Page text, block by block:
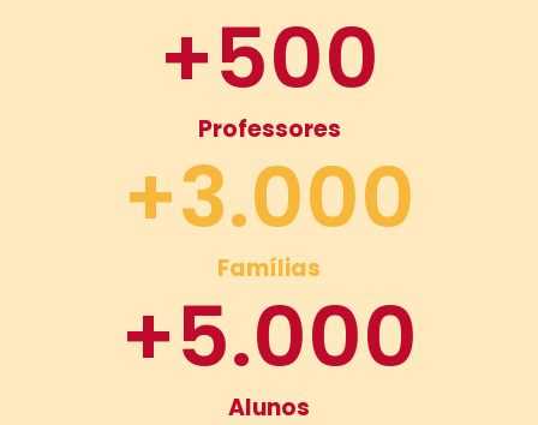
Professores
+500
Famílias
+3.000
Alunos
+5.000